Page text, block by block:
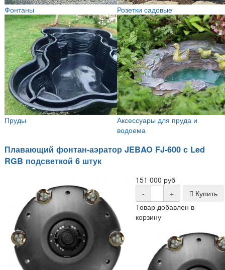
Фонтаны Розетки садовые
Пруды
Аксессуары для пруда и
водоема
Плавающий фонтан-аэратор JEBAO FJ-600 с Led
RGB подсветкой 6 штук
151 000 руб
-
+
Купить
Товар добавлен в
корзину